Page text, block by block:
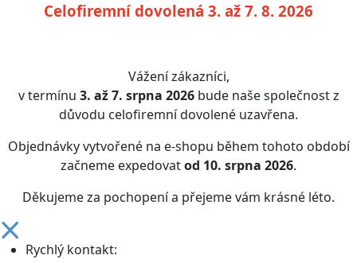
Celofiremní dovolená 3. až 7. 8. 2026
Vážení zákazníci,
v termínu 3. až 7. srpna 2026bude naše společnost z
důvodu celofiremní dovolené uzavřena.
Objednávky vytvořené na e-shopu během tohoto období
začneme expedovatod 10. srpna 2026.
Děkujeme za pochopení a přejeme vám krásné léto.
Rychlý kontakt: